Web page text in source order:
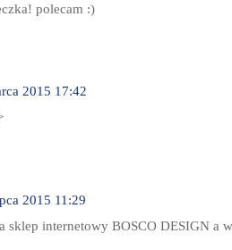
polecam :)
2015 17:42
2015 11:29
sklep internetowy BOSCO DESIGN a